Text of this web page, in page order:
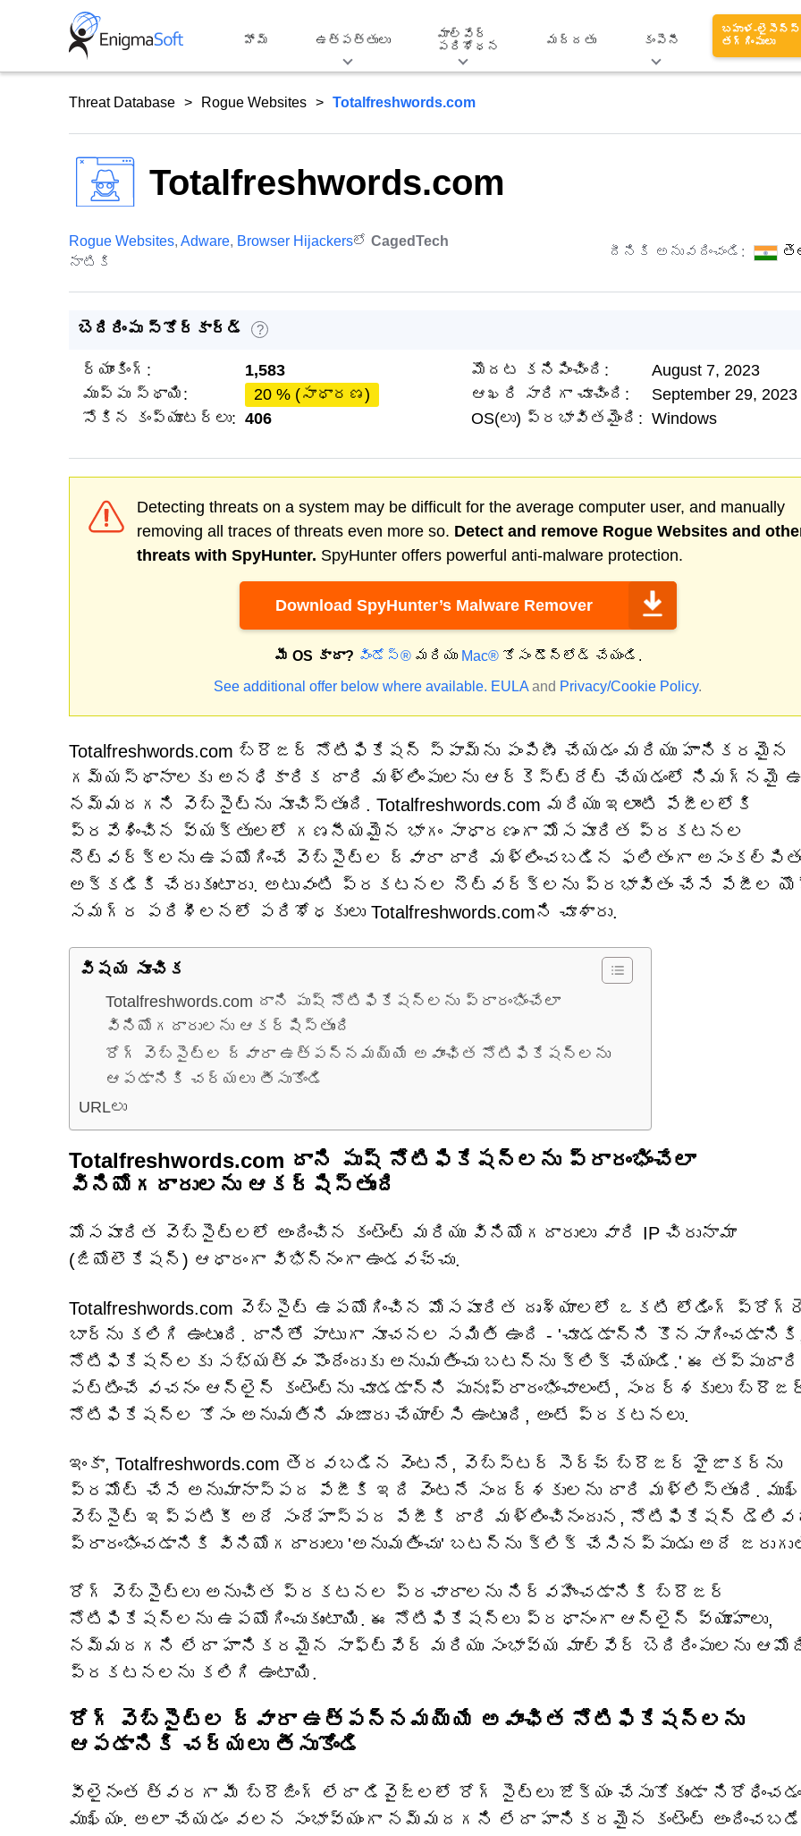
హోమ్ ఉత్పత్తులు
మాల్వేర్
పరిశోధన
మద్దతు కంపెనీ
బహుళ-లైసెన్స్
తగ్గింపులు
Threat Database Rogue Websites Totalfreshwords.com
Totalfreshwords.com
Rogue Websites, Adware, Browser Hijackersలో CagedTech
నాటికి
దీనికి అనువదించండి:
బెదిరింపు స్కోర్‌కార్డ్ ?
ర్యాంకింగ్:
1,583
ముప్పు స్థాయి:
20 % (సాధారణ)
సోకిన కంప్యూటర్లు: 406
మొదట కనిపించింది:
August 7, 2023
ఆఖరి సారిగా చూచింది:
September 29, 2023
OS(లు) ప్రభావితమైంది: Windows
Detecting threats on a system may be difficult for the average computer user, and manually
removing all traces of threats even more so. Detect and remove Rogue Websites and
threats with SpyHunter. SpyHunter offers powerful anti-malware protection.
Download SpyHunter’s Malware Remover
మీ OS కాదా? విండోస్®మరియు Mac®కోసం డౌన్‌లోడ్ చేయండి.
See additional offer below where available. EULA and Privacy/Cookie Policy.
Totalfreshwords.com బ్రౌజర్ నోటిఫికేషన్ స్పామ్‌ను పంపిణీ చేయడం మరియు హానికరమైన
గమ్యస్థానాలకు అనధికారిక దారి మళ్లింపులను ఆర్కెస్ట్రేట్ చేయడంలో నిమగ్నమై
నమ్మదగని వెబ్‌సైట్‌ను సూచిస్తుంది. Totalfreshwords.com మరియు ఇలాంటి పేజీలలోకి
ప్రవేశించిన వ్యక్తులలో గణనీయమైన భాగం సాధారణంగా మోసపూరిత ప్రకటనల
నెట్‌వర్క్‌లను ఉపయోగించే వెబ్‌సైట్‌ల ద్వారా దారి మళ్లించబడిన ఫలితంగా
అక్కడికి చేరుకుంటారు. అటువంటి ప్రకటనల నెట్‌వర్క్‌లను ప్రభావితం చేసే పేజీల
సమగ్ర పరిశీలనలో పరిశోధకులు Totalfreshwords.comని చూశారు.
విషయ సూచిక
Totalfreshwords.com దాని పుష్ నోటిఫికేషన్‌లను ప్రారంభించేలా
వినియోగదారులను ఆకర్షిస్తుంది
రోగ్ వెబ్‌సైట్‌ల ద్వారా ఉత్పన్నమయ్యే అవాంఛిత నోటిఫికేషన్‌లను
ఆపడానికి చర్యలు తీసుకోండి
URLలు
Totalfreshwords.com దాని పుష్ నోటిఫికేషన్‌లను ప్రారంభించేలా
వినియోగదారులను ఆకర్షిస్తుంది
మోసపూరిత వెబ్‌సైట్‌లలో అందించిన కంటెంట్ మరియు వినియోగదారులు వారి IP చిరునామా
(జియోలొకేషన్) ఆధారంగా విభిన్నంగా ఉండవచ్చు.
Totalfreshwords.com వెబ్‌సైట్ ఉపయోగించిన మోసపూరిత దృశ్యాలలో ఒకటి లోడింగ్
బార్‌ను కలిగి ఉంటుంది. దానితో పాటుగా సూచనల సమితి ఉంది - 'చూడడాన్ని కొనసాగించడానికి,
నోటిఫికేషన్‌లకు సభ్యత్వం పొందేందుకు అనుమతించు బటన్‌ను క్లిక్ చేయండి.' ఈ తప్పుదారి
పట్టించే వచనం ఆన్‌లైన్ కంటెంట్‌ను చూడడాన్ని పునఃప్రారంభించాలంటే, సందర్శకులు
నోటిఫికేషన్‌ల కోసం అనుమతిని మంజూరు చేయాల్సి ఉంటుంది, అంటే ప్రకటనలు.
ఇంకా, Totalfreshwords.com తెరవబడిన వెంటనే, వెబ్‌స్టర్ సెర్చ్ బ్రౌజర్ హైజాకర్‌ను
ప్రమోట్ చేసే అనుమానాస్పద పేజీకి ఇది వెంటనే సందర్శకులను దారి మళ్లిస్తుంది.
వెబ్‌సైట్ ఇప్పటికీ అదే సందేహాస్పద పేజీకి దారి మళ్లించినందున, నోటిఫికేషన్
ప్రారంభించడానికి వినియోగదారులు 'అనుమతించు' బటన్‌ను క్లిక్ చేసినప్పుడు అదే
రోగ్ వెబ్‌సైట్‌లు అనుచిత ప్రకటనల ప్రచారాలను నిర్వహించడానికి బ్రౌజర్
నోటిఫికేషన్‌లను ఉపయోగించుకుంటాయి. ఈ నోటిఫికేషన్‌లు ప్రధానంగా ఆన్‌లైన్ వ్యూహాలు,
నమ్మదగని లేదా హానికరమైన సాఫ్ట్‌వేర్ మరియు సంభావ్య మాల్వేర్ బెదిరింపులను
ప్రకటనలను కలిగి ఉంటాయి.
రోగ్ వెబ్‌సైట్‌ల ద్వారా ఉత్పన్నమయ్యే అవాంఛిత నోటిఫికేషన్‌లను
ఆపడానికి చర్యలు తీసుకోండి
వీలైనంత త్వరగా మీ బ్రౌజింగ్ లేదా డివైజ్‌లలో రోగ్ సైట్‌లు జోక్యం చేసుకోకుండా
ముఖ్యం. అలా చేయడం వలన సంభావ్యంగా నమ్మదగని లేదా హానికరమైన కంటెంట్ అందించబడే